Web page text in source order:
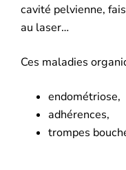
cavité pelvienne,
au laser…
Ces maladies
endométriose,
adhérences,
trompes